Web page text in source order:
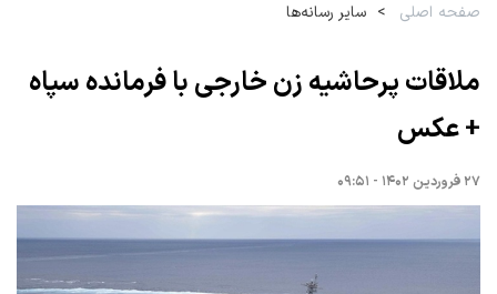
صفحه اصلی سایر رسانه‌ها
ملاقات پرحاشیه زن خارجی با فرمانده سپاه
+ عکس
۲۷ فروردین ۱۴۰۲ - ۰۹:۵۱